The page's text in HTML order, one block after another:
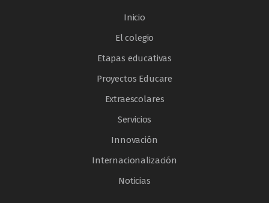
Inicio
El colegio
Etapas educativas
Proyectos Educare
Extraescolares
Servicios
Innovación
Internacionalización
Noticias